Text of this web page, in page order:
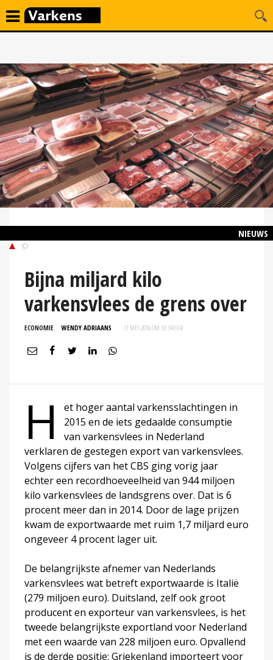
NIEUWS
©
Bijna miljard kilo
varkensvlees de grens over
ECONOMIE WENDY ADRIAANS 11 MEI 2016 OM 10:34UUR
H
et hoger aantal varkensslachtingen in
2015 en de iets gedaalde consumptie
van varkensvlees in Nederland
verklaren de gestegen export van varkensvlees.
Volgens cijfers van het CBS ging vorig jaar
echter een recordhoeveelheid van 944 miljoen
kilo varkensvlees de landsgrens over. Dat is 6
procent meer dan in 2014. Door de lage prijzen
kwam de exportwaarde met ruim 1,7 miljard euro
ongeveer 4 procent lager uit.
De belangrijkste afnemer van Nederlands
varkensvlees wat betreft exportwaarde is Italië
(279 miljoen euro). Duitsland, zelf ook groot
producent en exporteur van varkensvlees, is het
tweede belangrijkste exportland voor Nederland
met een waarde van 228 miljoen euro. Opvallend
is de derde positie: Griekenland importeert voor